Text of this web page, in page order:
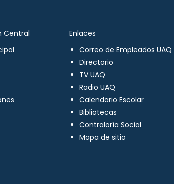
Central
Enlaces
Correo de Empleados UAQ
Directorio
TV UAQ
Radio UAQ
Calendario Escolar
Bibliotecas
Contraloría Social
Mapa de sitio